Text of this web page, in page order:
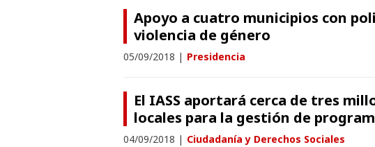
Apoyo a cuatro municipios con
violencia de género
05/09/2018 | Presidencia
El IASS aportará cerca de tres
locales para la gestión de
04/09/2018 | Ciudadanía y Derechos Sociales